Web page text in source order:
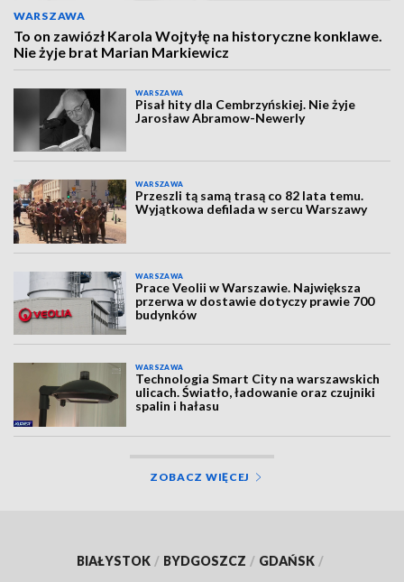
WARSZAWA
To on zawiózł Karola Wojtyłę na historyczne konklawe.
Nie żyje brat Marian Markiewicz
WARSZAWA
Pisał hity dla Cembrzyńskiej. Nie żyje
Jarosław Abramow-Newerly
WARSZAWA
Przeszli tą samą trasą co 82 lata temu.
Wyjątkowa defilada w sercu Warszawy
WARSZAWA
Prace Veolii w Warszawie. Największa
przerwa w dostawie dotyczy prawie 700
budynków
WARSZAWA
Technologia Smart City na warszawskich
ulicach. Światło, ładowanie oraz czujniki
spalin i hałasu
ZOBACZ WIĘCEJ
BIAŁYSTOK / BYDGOSZCZ / GDAŃSK /